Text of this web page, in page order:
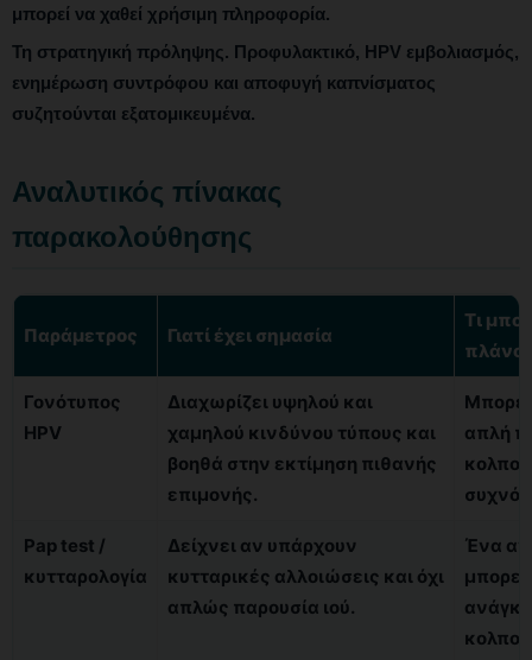
μπορεί να χαθεί χρήσιμη πληροφορία.
Τη στρατηγική πρόληψης. Προφυλακτικό, HPV εμβολιασμός,
ενημέρωση συντρόφου και αποφυγή καπνίσματος
συζητούνται εξατομικευμένα.
Αναλυτικός πίνακας
παρακολούθησης
Παράμετρος Γιατί έχει σημασία
Τι
πλάνο
Γονότυπος
HPV
Διαχωρίζει υψηλού και
χαμηλού κινδύνου τύπους και
βοηθά στην εκτίμηση πιθανής
επιμονής.
απλή
συχνό
Pap test /
κυτταρολογία
Δείχνει αν υπάρχουν
κυτταρικές αλλοιώσεις και όχι
απλώς παρουσία ιού.
Ένα
ανάγκη